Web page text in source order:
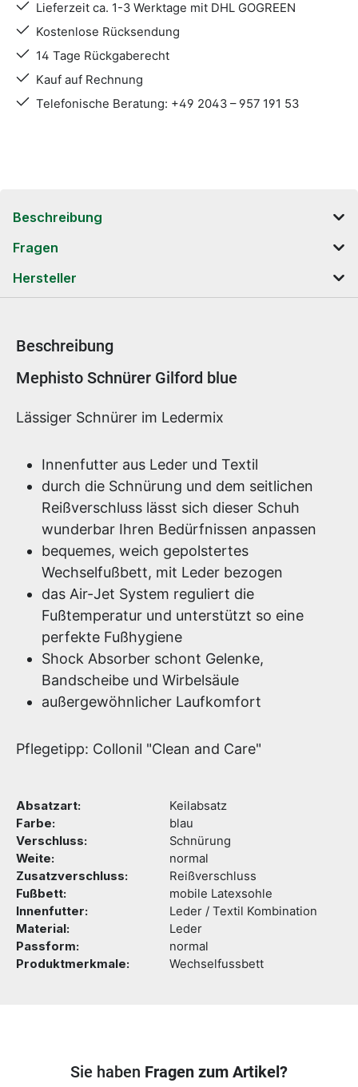
Lieferzeit ca. 1-3 Werktage mit DHL GOGREEN
Kostenlose Rücksendung
14 Tage Rückgaberecht
Kauf auf Rechnung
Telefonische Beratung: +49 2043 – 957 191 53
Beschreibung
Fragen
Hersteller
Beschreibung
Produktinformationen
Mephisto Schnürer Gilford blue
Lässiger Schnürer im Ledermix
Innenfutter aus Leder und Textil
durch die Schnürung und dem seitlichen
Reißverschluss lässt sich dieser Schuh
wunderbar Ihren Bedürfnissen anpassen
bequemes, weich gepolstertes
Wechselfußbett, mit Leder bezogen
das Air-Jet System reguliert die
Fußtemperatur und unterstützt so eine
perfekte Fußhygiene
Shock Absorber schont Gelenke,
Bandscheibe und Wirbelsäule
außergewöhnlicher Laufkomfort
Pflegetipp: Collonil "Clean and Care"
Absatzart:
Keilabsatz
Farbe:
blau
Verschluss:
Schnürung
Weite:
normal
Zusatzverschluss:
Reißverschluss
Fußbett:
mobile Latexsohle
Innenfutter:
Leder / Textil Kombination
Material:
Leder
Passform:
normal
Produktmerkmale:
Wechselfussbett
Sie haben Fragen zum Artikel?